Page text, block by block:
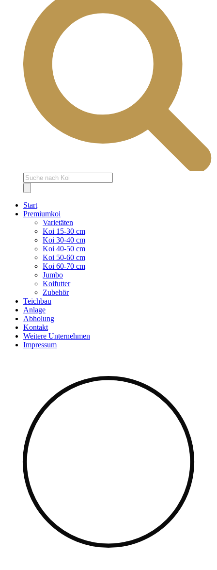
Products
search
Start
Premiumkoi
Varietäten
Koi 15-30 cm
Koi 30-40 cm
Koi 40-50 cm
Koi 50-60 cm
Koi 60-70 cm
Jumbo
Koifutter
Zubehör
Teichbau
Anlage
Abholung
Kontakt
Weitere Unternehmen
Impressum